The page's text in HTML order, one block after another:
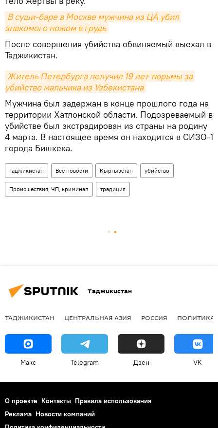
В суши-баре в Москве мужчина из ЦА убил
знакомого ножом в грудь
После совершения убийства обвиняемый выехал в
Таджикистан.
Житель Петербурга получил 19 лет тюрьмы за
убийство мальчика из Узбекистана
Мужчина был задержан в конце прошлого года на
территории Хатлонской области. Подозреваемый в
убийстве был экстрадирован из страны на родину
4 марта. В настоящее время он находится в СИЗО-1
города Бишкека.
Таджикистан Все новости Кыргызстан убийство
Происшествия, ЧП, криминал традиция
Таджикистан
ТАДЖИКИСТАН ЦЕНТРАЛЬНАЯ АЗИЯ РОССИЯ ПОЛИТИКА
Макс Telegram Дзен VK
О проекте Контакты Правила использования
Реклама Новости компаний